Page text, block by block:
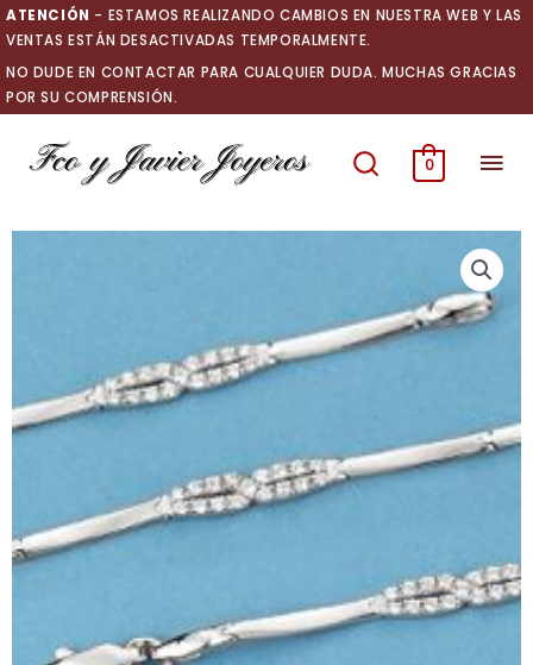
Ir
al
contenido
ATENCIÓN - ESTAMOS REALIZANDO CAMBIOS EN NUESTRA WEB Y LAS
VENTAS ESTÁN DESACTIVADAS TEMPORALMENTE.
NO DUDE EN CONTACTAR PARA CUALQUIER DUDA. MUCHAS GRACIAS
POR SU COMPRENSIÓN.
0